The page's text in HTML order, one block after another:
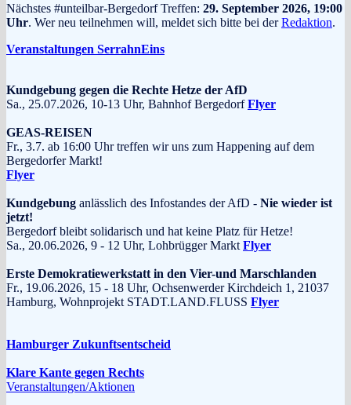
Nächstes #unteilbar-Bergedorf Treffen: 29. September 2026, 19:00
Uhr. Wer neu teilnehmen will, meldet sich bitte bei derRedaktion.
Veranstaltungen SerrahnEins
Kundgebung gegen die Rechte Hetze der AfD
Sa., 25.07.2026, 10-13 Uhr, Bahnhof BergedorfFlyer
GEAS-REISEN
Fr., 3.7. ab 16:00 Uhr treffen wir uns zum Happening auf dem
Bergedorfer Markt!
Flyer
Kundgebung anlässlich des Infostandes der AfD - Nie wieder ist
jetzt!
Bergedorf bleibt solidarisch und hat keine Platz für Hetze!
Sa., 20.06.2026, 9 - 12 Uhr, Lohbrügger Markt Flyer
Erste Demokratiewerkstatt in den Vier-und Marschlanden
Fr., 19.06.2026, 15 - 18 Uhr, Ochsenwerder Kirchdeich 1, 21037
Hamburg, Wohnprojekt STADT.LAND.FLUSS Flyer
Hamburger Zukunftsentscheid
Klare Kante gegen Rechts
Veranstaltungen/Aktionen